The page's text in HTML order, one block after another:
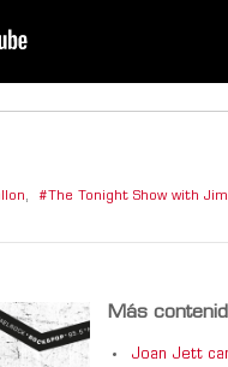
, The Tonight Show with
Más
Joan Jett